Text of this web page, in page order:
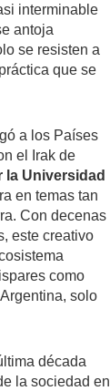
interminable
antoja
se resisten a
que se
a los Países
el Irak de
Universidad
en temas tan
Con decenas
este creativo
como
solo
década
la sociedad en